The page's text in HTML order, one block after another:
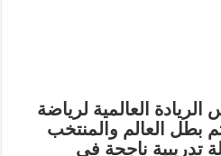
العالمية لرياضة
بطل العالم والمنتخب
تدريبية ناجحة في